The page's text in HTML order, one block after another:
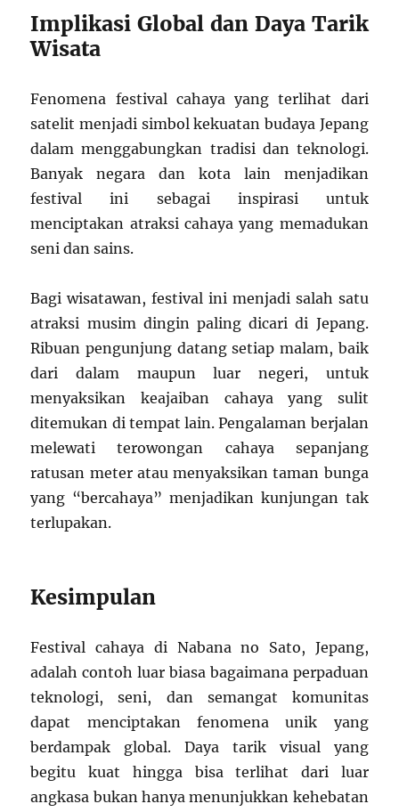
Implikasi Global dan Daya Tarik
Wisata
Fenomena festival cahaya yang terlihat dari
satelit menjadi simbol kekuatan budaya Jepang
dalam menggabungkan tradisi dan teknologi.
Banyak negara dan kota lain menjadikan
festival ini sebagai inspirasi untuk
menciptakan atraksi cahaya yang memadukan
seni dan sains.
Bagi wisatawan, festival ini menjadi salah satu
atraksi musim dingin paling dicari di Jepang.
Ribuan pengunjung datang setiap malam, baik
dari dalam maupun luar negeri, untuk
menyaksikan keajaiban cahaya yang sulit
ditemukan di tempat lain. Pengalaman berjalan
melewati terowongan cahaya sepanjang
ratusan meter atau menyaksikan taman bunga
yang “bercahaya” menjadikan kunjungan tak
terlupakan.
Kesimpulan
Festival cahaya di Nabana no Sato, Jepang,
adalah contoh luar biasa bagaimana perpaduan
teknologi, seni, dan semangat komunitas
dapat menciptakan fenomena unik yang
berdampak global. Daya tarik visual yang
begitu kuat hingga bisa terlihat dari luar
angkasa bukan hanya menunjukkan kehebatan